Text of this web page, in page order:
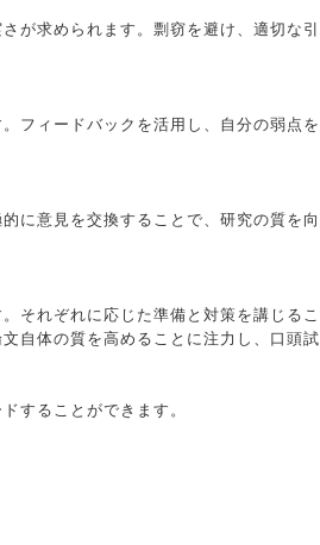
が求められます。剽窃を避け、適切な
フィードバックを活用し、自分の弱点
に意見を交換することで、研究の質を
それぞれに応じた準備と対策を講じるこ
自体の質を高めることに注力し、口頭
することができます。